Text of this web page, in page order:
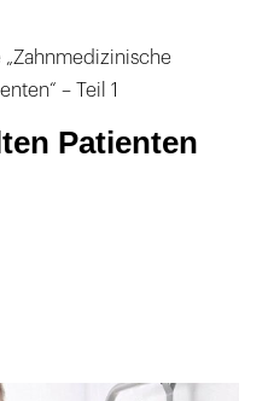
– Teil 1
Patienten